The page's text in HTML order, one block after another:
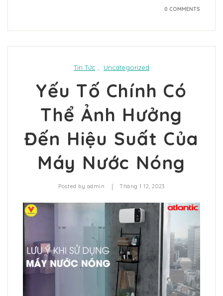
0 COMMENTS
Tin Tức Uncategorized
Yếu Tố Chính Có
Thể Ảnh Hưởng
Đến Hiệu Suất Của
Máy Nước Nóng
Posted by admin | Tháng 1 12, 2023